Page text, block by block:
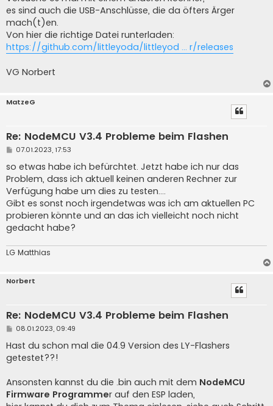
es sind auch die USB-Anschlüsse, die da öfters Ärger
mach(t)en.
Von hier die richtige Datei runterladen:
https://github.com/littleyoda/littleyod ... r/releases
VG Norbert
MatzeG
Re: NodeMCU V3.4 Probleme beim Flashen
B
i
t
r
a
g
07.01.2023, 17:53
so etwas habe ich befürchtet. Jetzt habe ich nur das
Problem, dass ich aktuell keinen anderen Rechner zur
Verfügung habe um dies zu testen....
Gibt es sonst noch irgendetwas was ich am aktuellen PC
probieren könnte und an das ich vielleicht noch nicht
gedacht habe?
LG Matthias
Norbert
Re: NodeMCU V3.4 Probleme beim Flashen
B
i
t
r
08.01.2023, 09:49
Hast du schon mal die 04.9 Version des LY-Flashers
getestet??!
Ansonsten kannst du die .bin auch mit dem NodeMCU
Firmware Programmer auf den ESP laden,